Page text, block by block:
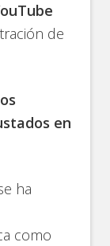
de
en
ha
como